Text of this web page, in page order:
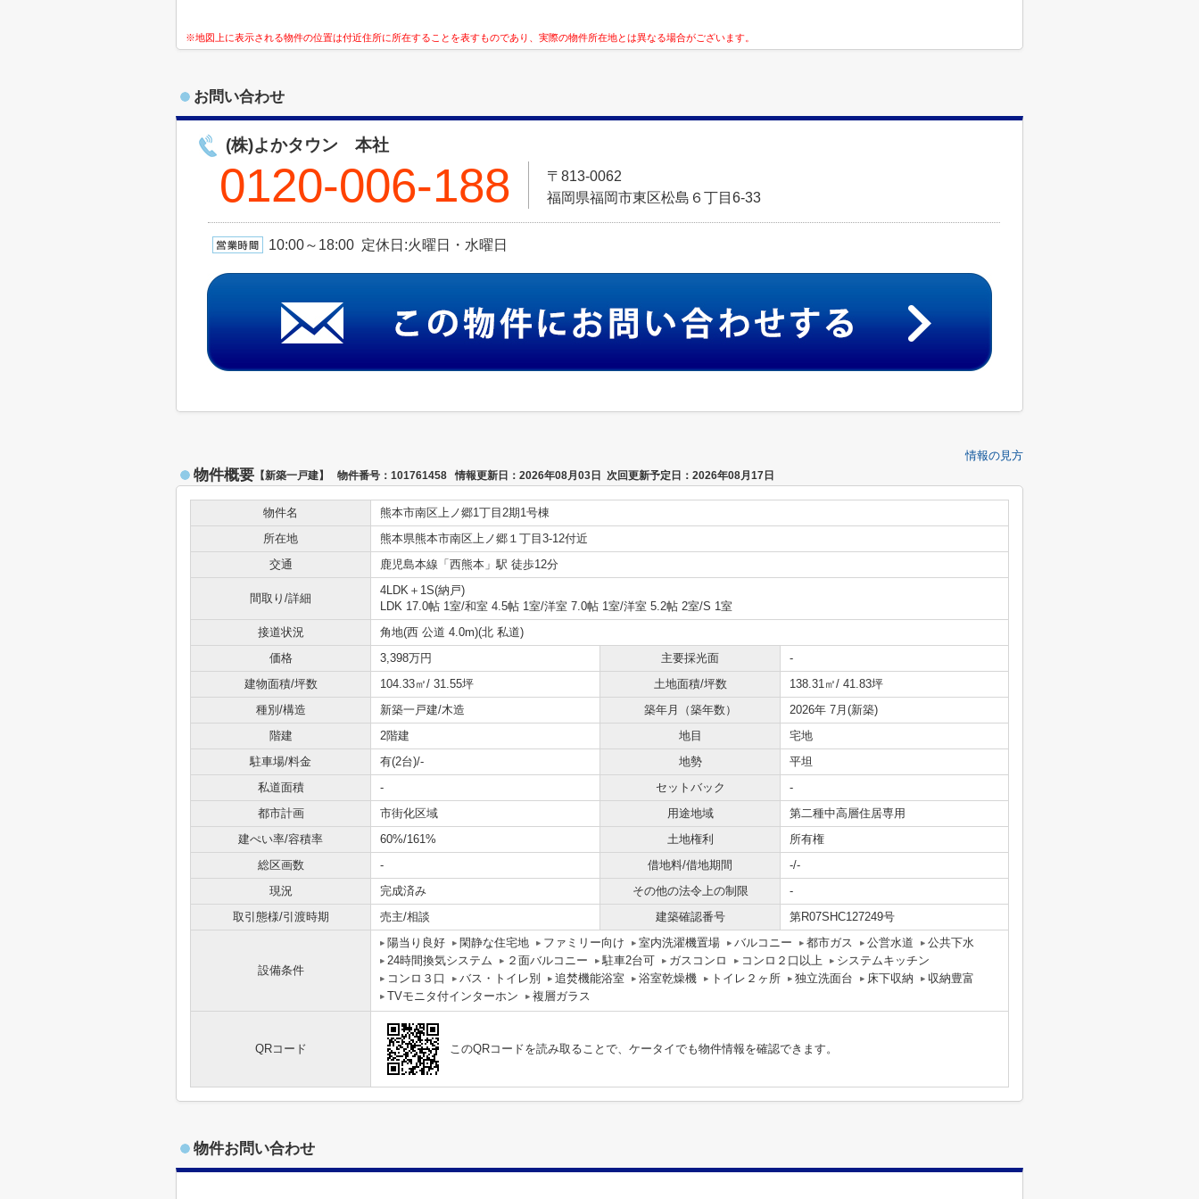
※地図上に表示される物件の位置は付近住所に所在することを表すものであり、実際の物件所在地とは異なる場合がございます。
お問い合わせ
(株)よかタウン 本社
0120-006-188
〒813-0062
福岡県福岡市東区松島６丁目6-33
10:00～18:00 定休日:火曜日・水曜日
情報の見方
物件概要 【新築一戸建】 物件番号：101761458 情報更新日：2026年08月03日 次回更新予定日：2026年08月17日
物件名
熊本市南区上ノ郷1丁目2期1号棟
所在地
熊本県熊本市南区上ノ郷１丁目3-12付近
交通
鹿児島本線「西熊本」駅 徒歩12分
間取り/詳細
4LDK＋1S(納戸)
LDK 17.0帖 1室/和室 4.5帖 1室/洋室 7.0帖 1室/洋室 5.2帖 2室/S 1室
接道状況
角地(西 公道 4.0m)(北 私道)
価格
3,398万円 主要採光面
-
建物面積/坪数
104.33㎡/ 31.55坪 土地面積/坪数
138.31㎡/ 41.83坪
種別/構造
新築一戸建/木造 築年月（築年数）
2026年 7月(新築)
階建
2階建 地目
宅地
駐車場/料金
有(2台)/- 地勢
平坦
私道面積
- セットバック
-
都市計画
市街化区域 用途地域
第二種中高層住居専用
建ぺい率/容積率
60%/161% 土地権利
所有権
総区画数
- 借地料/借地期間
-/-
現況
完成済み その他の法令上の制限
-
取引態様/引渡時期
売主/相談 建築確認番号 第R07SHC127249号
設備条件
陽当り良好 閑静な住宅地 ファミリー向け 室内洗濯機置場 バルコニー 都市ガス 公営水道
公共下水
24時間換気システム
２面バルコニー 駐車2台可 ガスコンロ コンロ２口以上
システムキッチン
コンロ３口
バス・トイレ別 追焚機能浴室 浴室乾燥機 トイレ２ヶ所 独立洗面台 床下収納
収納豊富
TVモニタ付インターホン
複層ガラス
QRコード このQRコードを読み取ることで、ケータイでも物件情報を確認できます。
物件お問い合わせ